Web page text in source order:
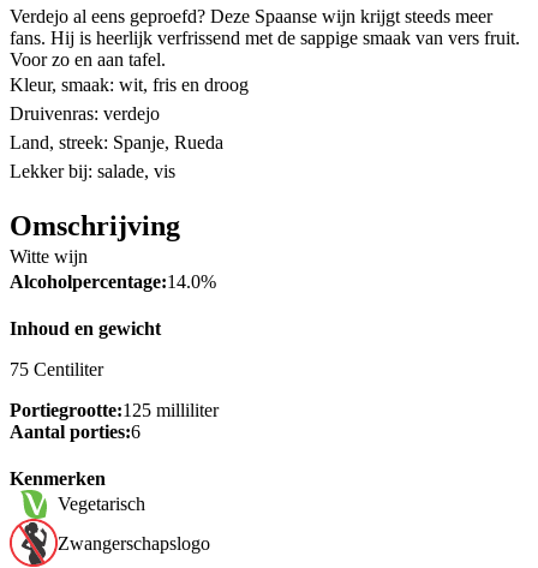
Verdejo al eens geproefd? Deze Spaanse wijn krijgt steeds meer
fans. Hij is heerlijk verfrissend met de sappige smaak van vers fruit.
Voor zo en aan tafel.
Kleur, smaak: wit, fris en droog
Druivenras: verdejo
Land, streek: Spanje, Rueda
Lekker bij: salade, vis
Omschrijving
Witte wijn
Alcoholpercentage:14.0%
Inhoud en gewicht
75 Centiliter
Portiegrootte:125 milliliter
Aantal porties:6
Kenmerken
Vegetarisch
Zwangerschapslogo